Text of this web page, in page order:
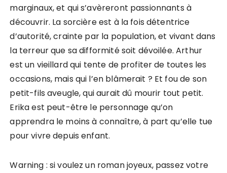
marginaux, et qui s’avèreront passionnants à
découvrir. La sorcière est à la fois détentrice
d’autorité, crainte par la population, et vivant dans
la terreur que sa difformité soit dévoilée. Arthur
est un vieillard qui tente de profiter de toutes les
occasions, mais qui l’en blâmerait ? Et fou de son
petit-fils aveugle, qui aurait dû mourir tout petit.
Erika est peut-être le personnage qu’on
apprendra le moins à connaître, à part qu’elle tue
pour vivre depuis enfant.
Warning : si voulez un roman joyeux, passez votre